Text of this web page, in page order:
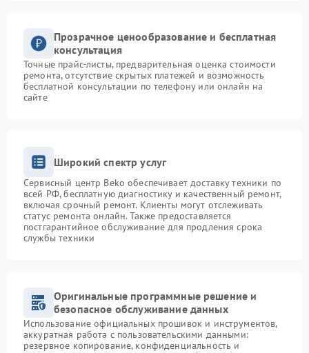
Прозрачное ценообразование и бесплатная
консультация
Точные прайс-листы, предварительная оценка стоимости
ремонта, отсутствие скрытых платежей и возможность
бесплатной консультации по телефону или онлайн на
сайте
Широкий спектр услуг
Сервисный центр Beko обеспечивает доставку техники по
всей РФ, бесплатную диагностику и качественный ремонт,
включая срочный ремонт. Клиенты могут отслеживать
статус ремонта онлайн. Также предоставляется
постгарантийное обслуживание для продления срока
службы техники
Оригинальные программные решение и
безопасное обслуживание данных
Использование официальных прошивок и инструментов,
аккуратная работа с пользовательскими данными:
резервное копирование, конфиденциальность и